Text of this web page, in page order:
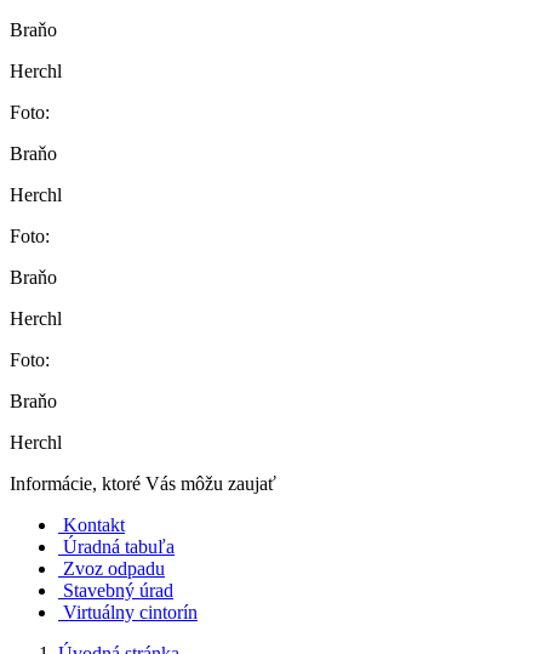
Braňo
Herchl
Foto:
Braňo
Herchl
Foto:
Braňo
Herchl
Foto:
Braňo
Herchl
Informácie, ktoré Vás môžu zaujať
Kontakt
Úradná tabuľa
Zvoz odpadu
Stavebný úrad
Virtuálny cintorín